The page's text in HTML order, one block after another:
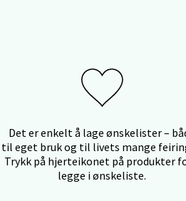
Det er enkelt å lage ønskelister –
til eget bruk og til livets mange
Trykk på hjerteikonet på produkter
legge i ønskeliste.